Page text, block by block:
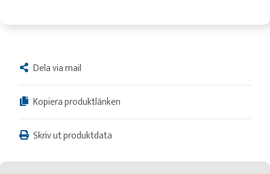
Dela via mail
Kopiera produktlänken
Skriv ut produktdata